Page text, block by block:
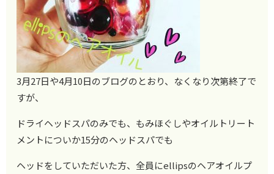
3月27日や4月10日のブログのとおり、なくなり次第終了で
すが、
ドライヘッドスパのみでも、もみほぐしやオイルトリート
メントについか15分のヘッドスパでも
ヘッドをしていただいた方、全員にellipsのヘアオイルプ